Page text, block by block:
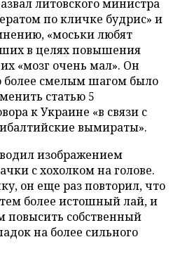
литовского министра
по кличке будрис» и
«моськи любят
в целях повышения
«мозг очень мал». Он
более смелым шагом было
статью 5
к Украине «в связи с
вымираты».
изображением
с хохолком на голове.
он еще раз повторил, что
более истошный лай, и
повысить собственный
на более сильного